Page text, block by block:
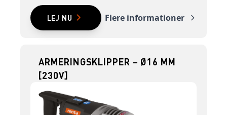
LEJ NU Flere informationer
ARMERINGSKLIPPER – Ø16 MM
[230V]